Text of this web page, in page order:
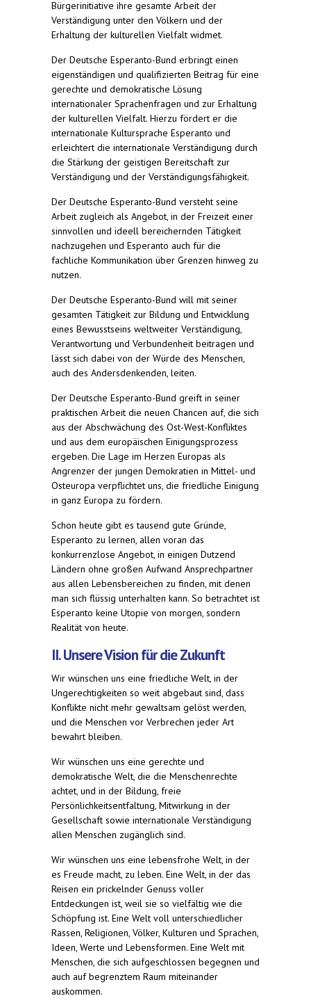
Bürgerinitiative ihre gesamte Arbeit der
Verständigung unter den Völkern und der
Erhaltung der kulturellen Vielfalt widmet.
Der Deutsche Esperanto-Bund erbringt einen
eigenständigen und qualifizierten Beitrag für eine
gerechte und demokratische Lösung
internationaler Sprachenfragen und zur Erhaltung
der kulturellen Vielfalt. Hierzu fördert er die
internationale Kultursprache Esperanto und
erleichtert die internationale Verständigung durch
die Stärkung der geistigen Bereitschaft zur
Verständigung und der Verständigungsfähigkeit.
Der Deutsche Esperanto-Bund versteht seine
Arbeit zugleich als Angebot, in der Freizeit einer
sinnvollen und ideell bereichernden Tätigkeit
nachzugehen und Esperanto auch für die
fachliche Kommunikation über Grenzen hinweg zu
nutzen.
Der Deutsche Esperanto-Bund will mit seiner
gesamten Tätigkeit zur Bildung und Entwicklung
eines Bewusstseins weltweiter Verständigung,
Verantwortung und Verbundenheit beitragen und
lässt sich dabei von der Würde des Menschen,
auch des Andersdenkenden, leiten.
Der Deutsche Esperanto-Bund greift in seiner
praktischen Arbeit die neuen Chancen auf, die sich
aus der Abschwächung des Ost-West-Konfliktes
und aus dem europäischen Einigungsprozess
ergeben. Die Lage im Herzen Europas als
Angrenzer der jungen Demokratien in Mittel- und
Osteuropa verpflichtet uns, die friedliche Einigung
in ganz Europa zu fördern.
Schon heute gibt es tausend gute Gründe,
Esperanto zu lernen, allen voran das
konkurrenzlose Angebot, in einigen Dutzend
Ländern ohne großen Aufwand Ansprechpartner
aus allen Lebensbereichen zu finden, mit denen
man sich flüssig unterhalten kann. So betrachtet ist
Esperanto keine Utopie von morgen, sondern
Realität von heute.
II. Unsere Vision für die Zukunft
Wir wünschen uns eine friedliche Welt, in der
Ungerechtigkeiten so weit abgebaut sind, dass
Konflikte nicht mehr gewaltsam gelöst werden,
und die Menschen vor Verbrechen jeder Art
bewahrt bleiben.
Wir wünschen uns eine gerechte und
demokratische Welt, die die Menschenrechte
achtet, und in der Bildung, freie
Persönlichkeitsentfaltung, Mitwirkung in der
Gesellschaft sowie internationale Verständigung
allen Menschen zugänglich sind.
Wir wünschen uns eine lebensfrohe Welt, in der
es Freude macht, zu leben. Eine Welt, in der das
Reisen ein prickelnder Genuss voller
Entdeckungen ist, weil sie so vielfältig wie die
Schöpfung ist. Eine Welt voll unterschiedlicher
Rassen, Religionen, Völker, Kulturen und Sprachen,
Ideen, Werte und Lebensformen. Eine Welt mit
Menschen, die sich aufgeschlossen begegnen und
auch auf begrenztem Raum miteinander
auskommen.